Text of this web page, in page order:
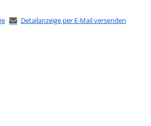
Detailanzeige per E-Mail versenden